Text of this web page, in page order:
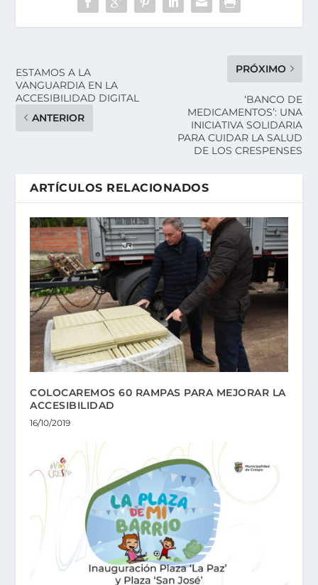
ESTAMOS A LA
VANGUARDIA EN LA
ACCESIBILIDAD DIGITAL
ANTERIOR
PRÓXIMO
‘BANCO DE
MEDICAMENTOS’: UNA
INICIATIVA SOLIDARIA
PARA CUIDAR LA SALUD
DE LOS CRESPENSES
ARTÍCULOS RELACIONADOS
COLOCAREMOS 60 RAMPAS PARA MEJORAR LA
ACCESIBILIDAD
16/10/2019